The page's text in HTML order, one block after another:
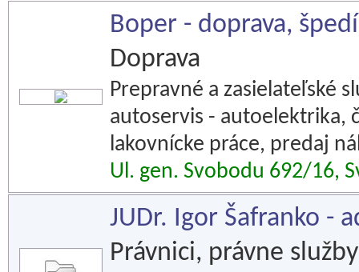
Boper - doprava,
Doprava
Prepravné a zasielateľské
autoservis - autoelektrika,
lakovnícke práce, predaj
Ul. gen. Svobodu 692/16,
JUDr. Igor Šafranko -
Právnici, právne služby